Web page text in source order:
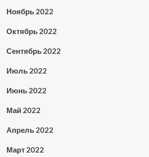
Ноябрь 2022
Октябрь 2022
Сентябрь 2022
Июль 2022
Июнь 2022
Май 2022
Апрель 2022
Март 2022